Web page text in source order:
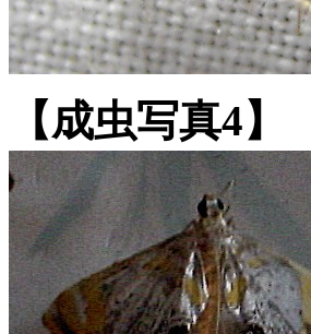
【成虫写真4】